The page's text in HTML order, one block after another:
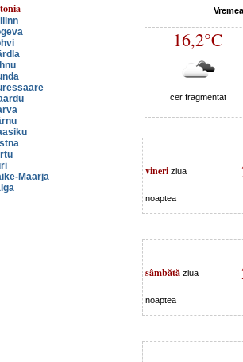
Maarja
16,2°C
cer fragmentat
vineri ziua
noaptea
sâmbătă ziua
noaptea